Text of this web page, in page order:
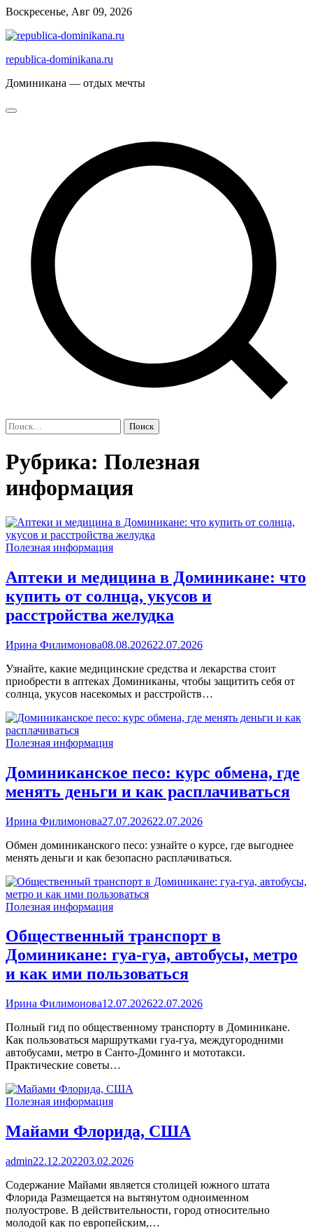
Перейти
содержимому
Воскресенье, Авг 09, 2026
republica-dominikana.ru
Доминикана — отдых мечты
Найти:
Рубрика: Полезная
информация
Полезная информация
Аптеки и медицина в Доминикане: что
купить от солнца, укусов и
расстройства желудка
Ирина Филимонова08.08.202622.07.2026
Узнайте, какие медицинские средства и лекарства стоит
приобрести в аптеках Доминиканы, чтобы защитить себя от
солнца, укусов насекомых и расстройств…
Полезная информация
Доминиканское песо: курс обмена, где
менять деньги и как расплачиваться
Ирина Филимонова27.07.202622.07.2026
Обмен доминиканского песо: узнайте о курсе, где выгоднее
менять деньги и как безопасно расплачиваться.
Полезная информация
Общественный транспорт в
Доминикане: гуа-гуа, автобусы, метро
и как ими пользоваться
Ирина Филимонова12.07.202622.07.2026
Полный гид по общественному транспорту в Доминикане.
Как пользоваться маршрутками гуа-гуа, междугородними
автобусами, метро в Санто-Доминго и мототакси.
Практические советы…
Полезная информация
Майами Флорида, США
admin22.12.202203.02.2026
Содержание Майами является столицей южного штата
Флорида Размещается на вытянутом одноименном
полуострове. В действительности, город относительно
молодой как по европейским,…